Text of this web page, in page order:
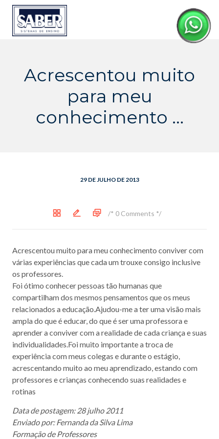
Skip
content
Acrescentou muito
para meu
conhecimento …
29 DE JULHO DE 2013
/* 0 Comments */
Acrescentou muito para meu conhecimento conviver com
várias experiências que cada um trouxe consigo inclusive
os professores.
Foi ótimo conhecer pessoas tão humanas que
compartilham dos mesmos pensamentos que os meus
relacionados a educação.Ajudou-me a ter uma visão mais
ampla do que é educar, do que é ser uma professora e
aprender a conviver com a realidade de cada criança e suas
individualidades.Foi muito importante a troca de
experiência com meus colegas e durante o estágio,
acrescentando muito ao meu aprendizado, estando com
professores e crianças conhecendo suas realidades e
rotinas
Data de postagem: 28 julho 2011
Enviado por: Fernanda da Silva Lima
Formação de Professores